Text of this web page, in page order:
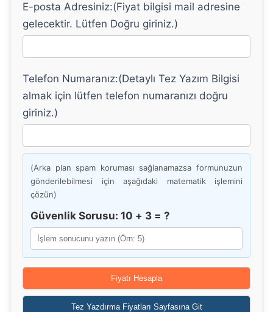
E-posta Adresiniz:(Fiyat bilgisi mail adresine
gelecektir. Lütfen Doğru giriniz.)
Telefon Numaranız:(Detaylı Tez Yazım Bilgisi
almak için lütfen telefon numaranızı doğru
giriniz.)
(Arka plan spam koruması sağlanamazsa formunuzun
gönderilebilmesi için aşağıdaki matematik işlemini
çözün)
Güvenlik Sorusu: 10 + 3 = ?
Fiyatı Hesapla
Tez Yazdırma Fiyatları Sayfasına Git